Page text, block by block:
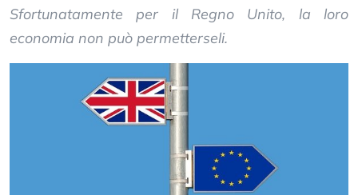
Sfortunatamente per il Regno Unito, la loro
economia non può permetterseli.